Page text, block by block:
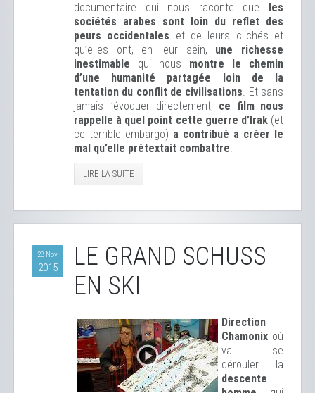
documentaire qui nous raconte que
les
sociétés arabes sont loin du reflet des
peurs occidentales et de leurs clichés et
qu’elles ont, en leur sein, une richesse
inestimable qui nous montre le chemin
d’une humanité partagée loin de la
tentation du conflit de civilisations. Et sans
jamais l’évoquer directement, ce film nous
rappelle à quel point cette guerre d’Irak(et
ce terrible embargo) a contribué a créer le
mal qu’elle prétextait combattre.
LIRE LA SUITE
28 Nov
2015
LE GRAND SCHUSS
EN SKI
Direction
Chamonix où
va se
dérouler la
descente